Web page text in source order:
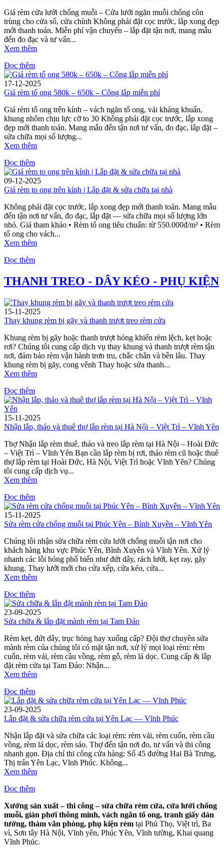
Giá rèm cửa lưới chống muỗi – Cửa lưới ngăn muỗi chống côn
trùng cho cửa sổ, cửa chính Không phải đặt cọc trước, lắp xong đẹp
mới thanh toán. Miễn phí vận chuyển – lắp đặt tận nơi, mang mẫu
đến đo đạc và tư vấn...
Xem thêm
Đọc thêm
17-12-2025
Giá rèm tổ ong 580k – 650k – Công lắp miễn phí
Giá rèm tổ ong trên kính – vách ngăn tổ ong, vải kháng khuẩn,
khung nhôm chịu lực cỡ to 30 Không phải đặt cọc trước, lắp xong
đẹp mới thanh toán. Mang mẫu đến tận nơi tư vấn, đo đạc, lắp đặt –
sửa chữa mọi số lượng...
Xem thêm
Đọc thêm
09-12-2025
Giá rèm to ong trên kính | Lắp đặt & sửa chữa tại nhà
Không phải đặt cọc trước, lắp xong đẹp mới thanh toán. Mang mẫu
đến tận nơi tư vấn, đo đạc, lắp đặt — sửa chữa mọi số lượng lớn
nhỏ. Giá tham khảo • Rèm tổ ong tiêu chuẩn: từ 550.000đ/m² • Rèm
tổ ong cho vách...
Xem thêm
Đọc thêm
THANH TREO - DÂY KÉO - PHỤ KIỆN
15-11-2025
Thay khung rèm bị gãy và thanh trượt treo rèm cửa
Khung rèm bị gãy hoặc thanh trượt hỏng khiến rèm lệch, kẹt hoặc
rơi? Chúng tôi cung cấp dịch vụ thay khung và thanh trượt rèm tận
nơi, đảm bảo rèm vận hành trơn tru, chắc chắn và bền lâu. Thay
khung rèm bị gãy, cong vênh Thay hoặc sửa thanh...
Xem thêm
Đọc thêm
15-11-2025
Nhận lắp, tháo và thuê thợ lắp rèm tại Hà Nội – Việt Trì – Vĩnh Yên
Thợ Nhận lắp rèm thuê, tháo và treo lắp rèm tại Hà Nội – Hoài Đức
– Việt Trì – Vĩnh Yên Bạn cần lắp rèm bị rơi, tháo rèm cũ hoặc thuê
thợ lắp rèm tại Hoài Đức, Hà Nội, Việt Trì hoặc Vĩnh Yên? Chúng
tôi cung cấp dịch vụ...
Xem thêm
Đọc thêm
15-11-2025
Sửa rèm cửa chống muỗi tại Phúc Yên – Bình Xuyên – Vĩnh Yên
Chúng tôi nhận sửa chữa rèm cửa lưới chống muỗi tận nơi cho
khách hàng khu vực Phúc Yên, Bình Xuyên và Vĩnh Yên. Xử lý
nhanh các lỗi hỏng phổ biến như đứt dây, rách lưới, kẹt ray, gãy
khung. Thay lưới mới cho cửa xếp, cửa kéo, cửa...
Xem thêm
Đọc thêm
23-09-2025
Sửa chữa & lắp đặt mành rèm tại Tam Đảo
Rèm kẹt, đứt dây, trục hỏng hay xuống cấp? Đội thợ chuyên sửa
mành rèm của chúng tôi có mặt tận nơi, xử lý mọi loại rèm: rèm
cuốn, rèm vải, rèm cầu vồng, rèm gỗ, rèm lá dọc. Cung cấp & lắp
đặt rèm cửa tại Tam Đảo: Nhận...
Xem thêm
Đọc thêm
23-09-2025
Lắp đặt & sửa chữa rèm cửa tại Yên Lạc — Vĩnh Phúc
Nhận lắp đặt và sửa chữa các loại rèm: rèm vải, rèm cuốn, rèm cầu
vồng, rèm lá dọc, rèm sáo. Thợ đến tận nơi đo, tư vấn và thi công
nhanh gọn. Địa chỉ thi công cửa hàng: Số 45 đường Hai Bà Trưng,
Thị trấn Yên Lạc, Vĩnh Phúc. Không...
Xem thêm
Đọc thêm
Xưởng sản xuất – thi công – sửa chữa rèm cửa, cửa lưới chống
muỗi, giàn phơi thông minh, vách ngăn tổ ong, tranh giấy dán
tường, thảm văn phòng, phụ kiện rèm tại Phú Thọ, Việt trì, Ba
vì, Sơn tây Hà Nội, Vĩnh yên, Phúc Yên, Vĩnh tường, Khai quang
Vĩnh Phúc.